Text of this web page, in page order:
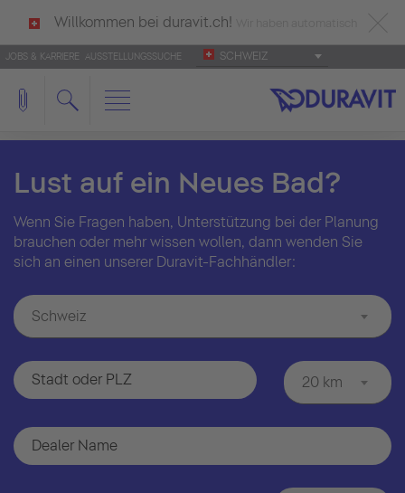
Willkommen bei duravit.ch!
deutsch als Ihre Sprache erkannt.
Français Italiano
JOBS & KARRIERE AUSSTELLUNGSSUCHE SCHWEIZ
Lust auf ein Neues Bad?
Wenn Sie Fragen haben, Unterstützung bei der Planung
brauchen oder mehr wissen wollen, dann wenden Sie
sich an einen unserer Duravit-Fachhändler:
Schweiz
20 km